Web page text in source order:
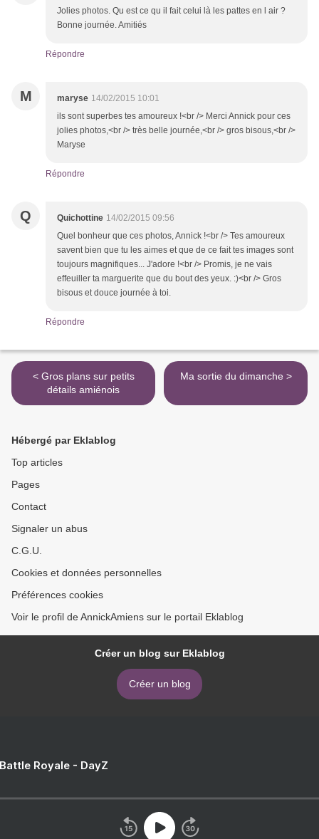
Jolies photos. Qu est ce qu il fait celui là les pattes en l air ?
Bonne journée. Amitiés
Répondre
M maryse 14/02/2015 10:01
ils sont superbes tes amoureux !<br /> Merci Annick pour ces
jolies photos,<br /> très belle journée,<br /> gros bisous,<br />
Maryse
Répondre
Q Quichottine 14/02/2015 09:56
Quel bonheur que ces photos, Annick !<br /> Tes amoureux
savent bien que tu les aimes et que de ce fait tes images sont
toujours magnifiques... J'adore !<br /> Promis, je ne vais
effeuiller ta marguerite que du bout des yeux. :)<br /> Gros
bisous et douce journée à toi.
Répondre
< Gros plans sur petits
détails amiénois
Ma sortie du dimanche >
Hébergé par Eklablog
Top articles
Pages
Contact
Signaler un abus
C.G.U.
Cookies et données personnelles
Préférences cookies
Voir le profil de AnnickAmiens sur le portail Eklablog
Créer un blog sur Eklablog
Créer un blog
Royale - DayZ